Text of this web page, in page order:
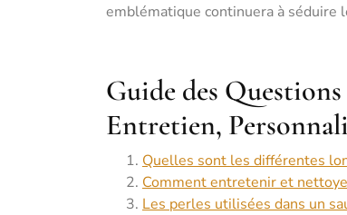
emblématique continuera à séduire
Guide des
Entretien,
Quelles sont les différentes
Comment entretenir et
Les perles utilisées dans un